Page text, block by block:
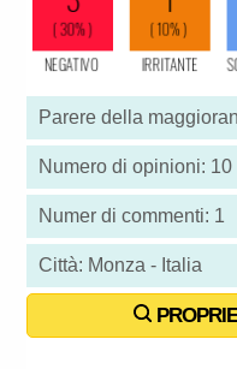
Parere della
Numero di opinioni: 10
Numer di commenti: 1
Città: Monza - Italia